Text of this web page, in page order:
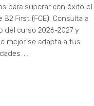
para superar con éxito el
First (FCE). Consulta a
del curso 2026-2027 y
mejor se adapta a tus
...